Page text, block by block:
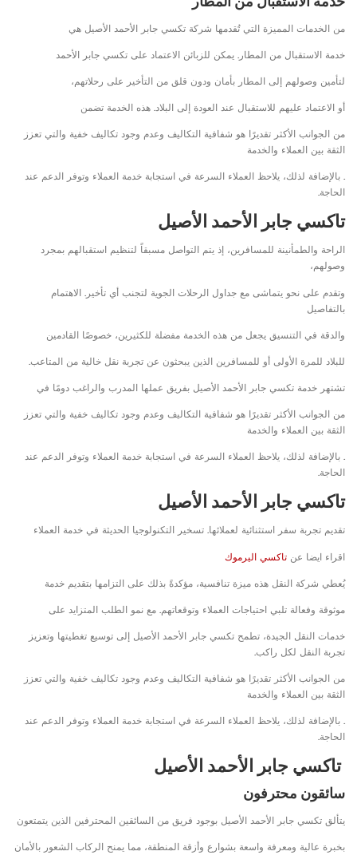
من الخدمات المميزة التي تُقدمها شركة تكسي جابر الأحمد الأصيل هي
خدمة الاستقبال من المطار. يمكن للزبائن الاعتماد على تكسي جابر الأحمد
لتأمين وصولهم إلى المطار بأمان ودون قلق من التأخير على رحلاتهم،
أو الاعتماد عليهم للاستقبال عند العودة إلى البلاد. هذه الخدمة تضمن
من الجوانب الأكثر تقديرًا هو شفافية التكاليف وعدم وجود تكاليف خفية والتي تعزز
الثقة بين العملاء والخدمة
. بالإضافة لذلك، يلاحظ العملاء السرعة في استجابة خدمة العملاء وتوفر الدعم عند
الحاجة.
تاكسي جابر الأحمد الأصيل
الراحة والطمأنينة للمسافرين، إذ يتم التواصل مسبقاً لتنظيم استقبالهم بمجرد
وصولهم،
وتقدم على نحو يتماشى مع جداول الرحلات الجوية لتجنب أي تأخير. الاهتمام
بالتفاصيل
والدقة في التنسيق يجعل من هذه الخدمة مفضلة للكثيرين، خصوصًا القادمين
للبلاد للمرة الأولى أو للمسافرين الذين يبحثون عن تجربة نقل خالية من المتاعب.
تشتهر خدمة تكسي جابر الأحمد الأصيل بفريق عملها المدرب والراغب دومًا في
من الجوانب الأكثر تقديرًا هو شفافية التكاليف وعدم وجود تكاليف خفية والتي تعزز
الثقة بين العملاء والخدمة
. بالإضافة لذلك، يلاحظ العملاء السرعة في استجابة خدمة العملاء وتوفر الدعم عند
الحاجة.
تاكسي جابر الأحمد الأصيل
تقديم تجربة سفر استثنائية لعملائها. تسخير التكنولوجيا الحديثة في خدمة العملاء
اقراء ايضا عن تاكسي اليرموك
يُعطي شركة النقل هذه ميزة تنافسية، مؤكدةً بذلك على التزامها بتقديم خدمة
موثوقة وفعالة تلبي احتياجات العملاء وتوقعاتهم. مع نمو الطلب المتزايد على
خدمات النقل الجيدة، تطمح تكسي جابر الأحمد الأصيل إلى توسيع تغطيتها وتعزيز
تجربة النقل لكل راكب.
من الجوانب الأكثر تقديرًا هو شفافية التكاليف وعدم وجود تكاليف خفية والتي تعزز
الثقة بين العملاء والخدمة
. بالإضافة لذلك، يلاحظ العملاء السرعة في استجابة خدمة العملاء وتوفر الدعم عند
الحاجة.
تاكسي جابر الأحمد الأصيل
سائقون محترفون
يتألق تكسي جابر الأحمد الأصيل بوجود فريق من السائقين المحترفين الذين يتمتعون
بخبرة عالية ومعرفة واسعة بشوارع وأزقة المنطقة، مما يمنح الركاب الشعور بالأمان